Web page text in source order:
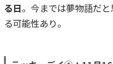
る日。今までは夢物語だ
る可能性あり。